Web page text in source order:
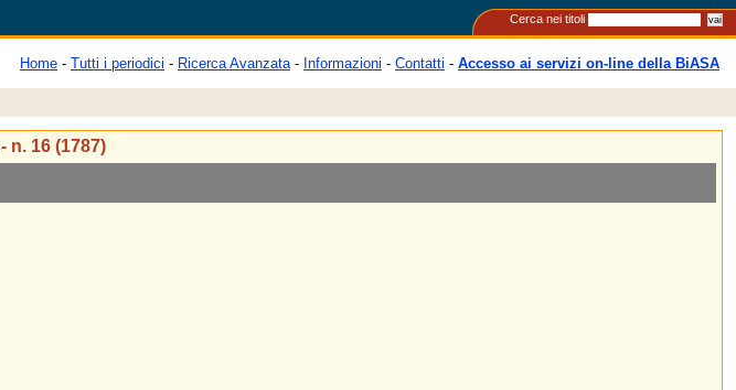
Cerca nei titoli
Home - Tutti i periodici - Ricerca Avanzata- Informazioni - Contatti - Accesso ai servizi on-line della BiASA
- n. 16 (1787)